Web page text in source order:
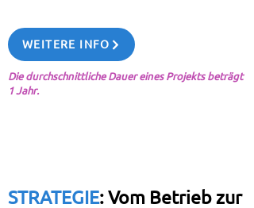
WEITERE INFO
Die durchschnittliche Dauer eines Projekts beträgt
1 Jahr.
STRATEGIE: Vom Betrieb zur